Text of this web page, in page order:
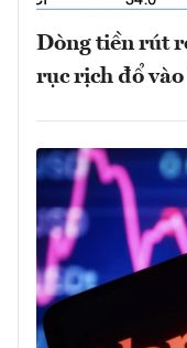
Dòng tiền rút
rục rịch đổ